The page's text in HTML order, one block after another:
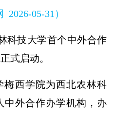
2026-05-31）
科技大学首个中外合作
式启动。
梅西学院为西北农林科
中外合作办学机构，办